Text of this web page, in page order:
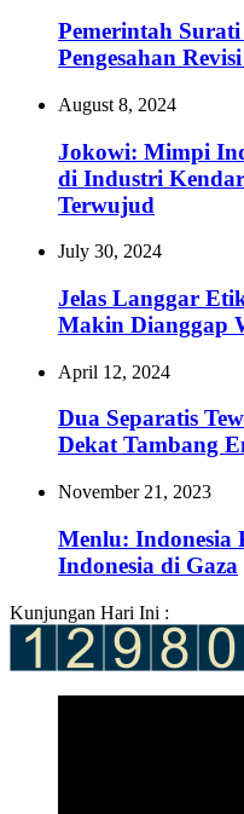
Pemerintah
Pengesahan
August 8, 2024
Jokowi: Mimpi
di Industri
Terwujud
July 30, 2024
Jelas Langgar
Makin Dianggap
April 12, 2024
Dua Separatis
Dekat Tambang
November 21, 2023
Menlu: Indonesia
Indonesia di Gaza
Kunjungan Hari Ini :